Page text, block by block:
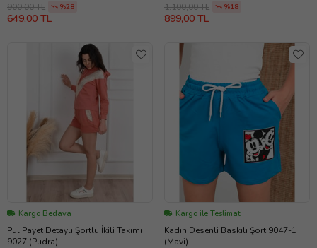
900,00 TL
%28
649,00 TL
1.100,00 TL
%18
899,00 TL
Kargo Bedava
Pul Payet Detaylı Şortlu İkili Takımı
9027 (Pudra)
Kargo ile Teslimat
Kadın Desenli Baskılı Şort 9047-1
(Mavi)